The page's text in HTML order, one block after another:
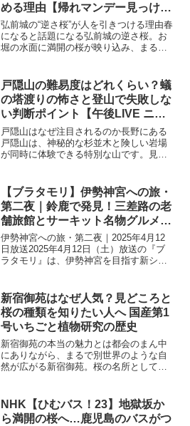
める理由【帰れマンデー見っけ
隊!!で話題】
弘前城の“逆さ桜”が人を引きつける理由春
になると話題になる弘前城の逆さ桜。お
堀の水面に満開の桜が映り込み、まるで
る幻想的な世界へと変わり、その違いを
楽しみに訪れる人も少...
戸隠山の難易度はどれくらい？蟻
の塔渡りの怖さと登山で失敗しな
い判断ポイント【午後LIVE ニュ
ースーン】★
戸隠山はなぜ注目されるのか長野にある
戸隠山は、神秘的な杉並木と険しい岩場
が同時に体験できる特別な山です。見た
る人が増えています。『午後LIVE ニュー
スーン（2026年...
【ブラタモリ】伊勢神宮への旅・
第二夜｜鈴鹿で発見！三差路の老
舗旅館とサーキット名物グルメ
「とんてき」2025年4月12日放送
伊勢神宮への旅・第二夜｜2025年4月12
日放送2025年4月12日（土）放送の『ブ
ラタモリ』は、伊勢神宮を目指す新シリ
となった「お伊勢参り」の面影をたどり
ながら、宿場...
新宿御苑はなぜ人気？見どころと
桜の種類を知りたい人へ 国産第1
号いちごと植物研究の歴史
新宿御苑の本当の魅力とは都会のまん中
にありながら、まるで別世界のような自
然が広がる新宿御苑。桜の名所として知
本の植物研究や農業の歴史、そして絶滅
危惧植物を守る大切な役割...
NHK【ひむバス！23】地獄坂か
ら満開の桜へ…鹿児島のバスがつ